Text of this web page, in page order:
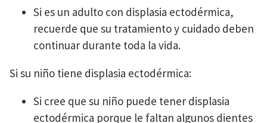
Si es un adulto con displasia ectodérmica,
recuerde que su tratamiento y cuidado deben
continuar durante toda la vida.
Si su niño tiene displasia ectodérmica:
Si cree que su niño puede tener displasia
ectodérmica porque le faltan algunos dientes